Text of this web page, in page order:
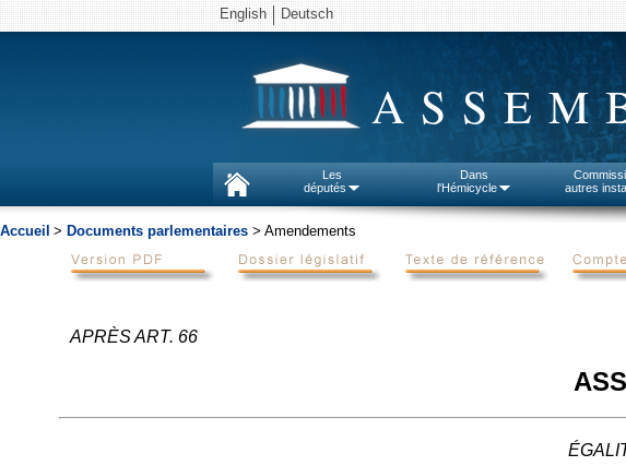
English Deutsch
Les
députés
Dans
l'Hémicycle
autres
Accueil > Documents parlementaires > Amendements
APRÈS ART. 66